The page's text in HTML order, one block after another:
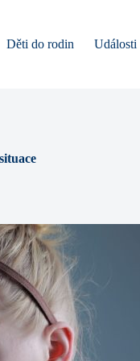
Děti do rodin Události